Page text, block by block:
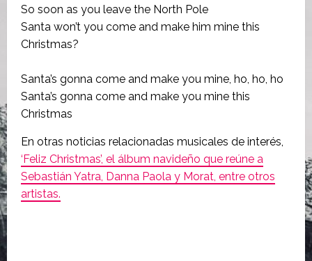
So soon as you leave the North Pole
Santa won’t you come and make him mine this
Christmas?
Santa’s gonna come and make you mine, ho, ho, ho
Santa’s gonna come and make you mine this
Christmas
En otras noticias relacionadas musicales de interés,
‘Feliz Christmas’, el álbum navideño que reúne a
Sebastián Yatra, Danna Paola y Morat, entre otros
artistas.